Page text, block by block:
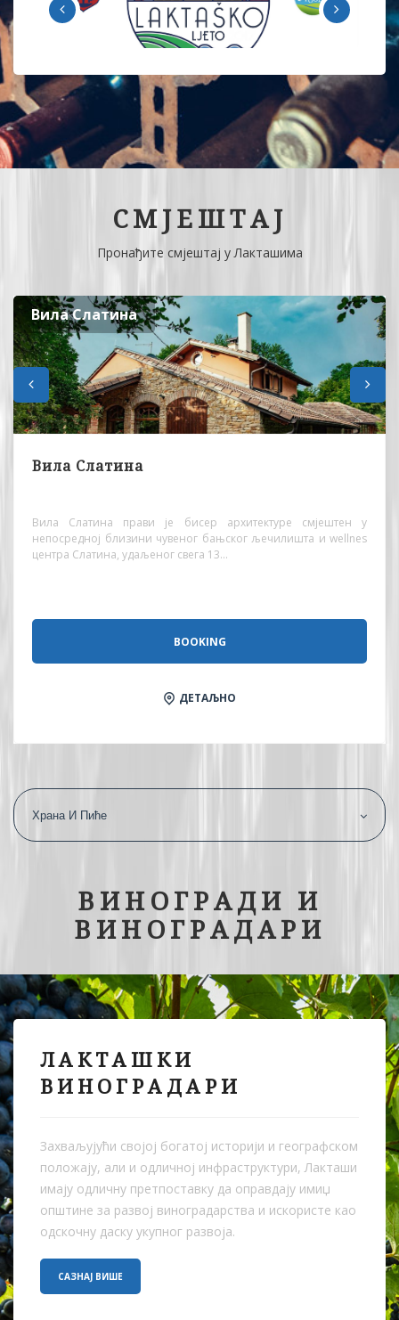
СМЈЕШТАЈ
Пронађите смјештај у Лакташима
Вила Слатина
Вила Слатина
Вила Слатина прави је бисер архитектуре смјештен у
непосредној близини чувеног бањског љечилишта и wellnes
центра Слатина, удаљеног свега 13...
BOOKING
ДЕТАЉНО
Храна И Пиће
ВИНОГРАДИ И
ВИНОГРАДАРИ
ЛАКТАШКИ
ВИНОГРАДАРИ
Захваљујући својој богатој историји и географском
положају, али и одличној инфраструктури, Лакташи
имају одличну претпоставку да оправдају имиџ
општине за развој виноградарства и искористе као
одскочну даску укупног развоја.
САЗНАЈ ВИШЕ